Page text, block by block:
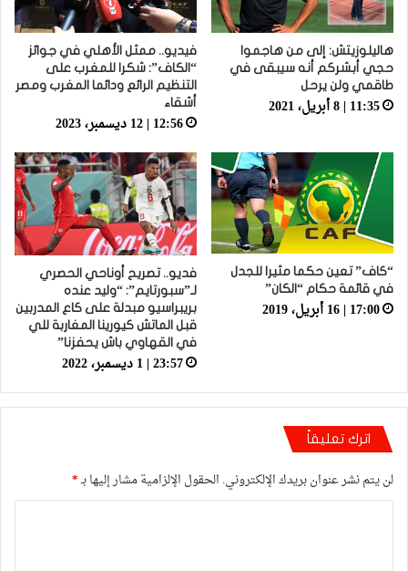
هاليلوزيتش: إلى من هاجموا
حجي أبشركم أنه سيبقى في
طاقمي ولن يرحل
11:35 | 8 أبريل، 2021
فيديو.. ممثل الأهلي في جوائز
“الكاف”: شكرا للمغرب على
التنظيم الرائع ودائما المغرب ومصر
أشقاء
12:56 | 12 ديسمبر، 2023
“كاف” تعين حكما مثيرا للجدل
في قائمة حكام “الكان”
17:00 | 16 أبريل، 2019
فديو.. تصريح أوناحي الحصري
لـ”سبورتايم”: “وليد عنده
بريبراسيو مبدلة على كاع المدربين
قبل الماتش كيورينا المغاربة للي
في القهاوي باش يحفزنا”
23:57 | 1 ديسمبر، 2022
اترك تعليقاً
لن يتم نشر عنوان بريدك الإلكتروني. الحقول الإلزامية مشار إليها بـ*